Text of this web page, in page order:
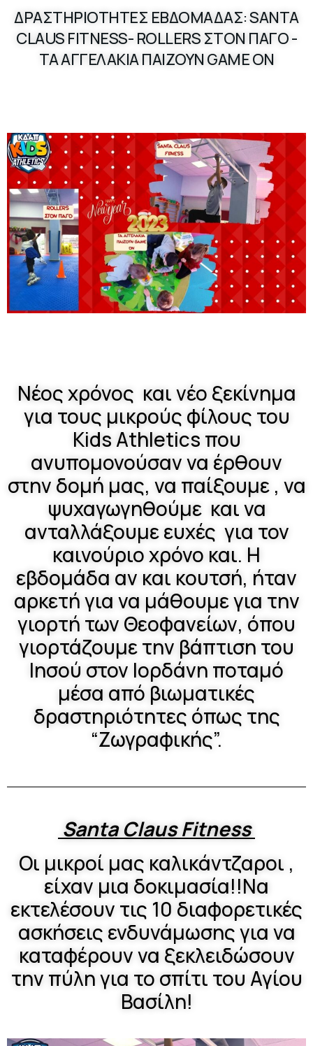
ΔΡΑΣΤΗΡΙΟΤΗΤΕΣ ΕΒΔΟΜΑΔΑΣ: SANTA
CLAUS FITNESS- ROLLERS ΣΤΟΝ ΠΑΓΟ -
ΤΑ ΑΓΓΕΛΑΚΙΑ ΠΑΙΖΟΥΝ GAME ON
Νέος χρόνος και νέο ξεκίνημα
για τους μικρούς φίλους του
Κids Αthletics που
ανυπομονούσαν να έρθουν
στην δομή μας, να παίξουμε , να
ψυχαγωγηθούμε και να
ανταλλάξουμε ευχές για τον
καινούριο χρόνο και. Η
εβδομάδα αν και κουτσή, ήταν
αρκετή για να μάθουμε για την
γιορτή των Θεοφανείων, όπου
γιορτάζουμε την βάπτιση του
Ιησού στον Ιορδάνη ποταμό
μέσα από βιωματικές
δραστηριότητες όπως της
“Ζωγραφικής”.
Santa Claus Fitness
Οι μικροί μας καλικάντζαροι ,
είχαν μια δοκιμασία!!Να
εκτελέσουν τις 10 διαφορετικές
ασκήσεις ενδυνάμωσης για να
καταφέρουν να ξεκλειδώσουν
την πύλη για το σπίτι του Αγίου
Βασίλη!